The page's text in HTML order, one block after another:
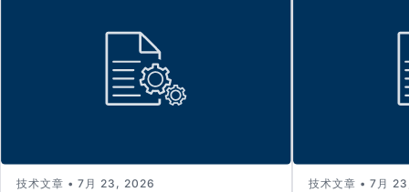
技术文章 • 7月 23, 2026 技术文章 • 7月